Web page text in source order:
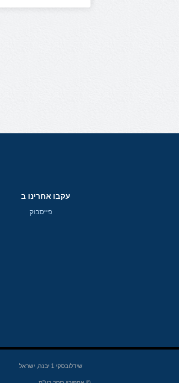
עקבו אחרינו ב
פייסבוק
שידלובסקי 1 יבנה, ישראל